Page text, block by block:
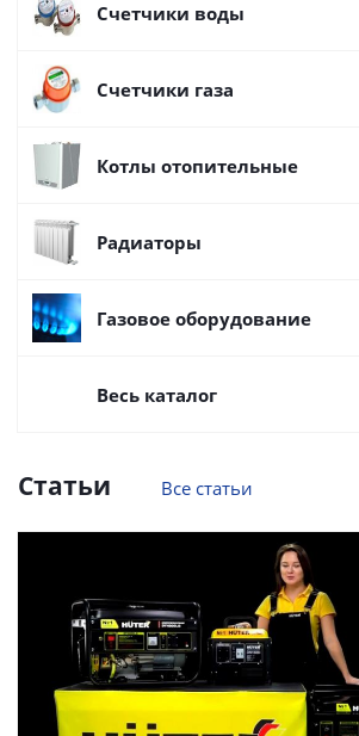
Счетчики воды
Счетчики газа
Котлы отопительные
Радиаторы
Газовое оборудование
Весь каталог
Статьи Все статьи